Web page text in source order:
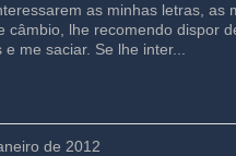
as minhas letras, as
câmbio, lhe recomendo dispor
e me saciar. Se lhe inter...
de 2012